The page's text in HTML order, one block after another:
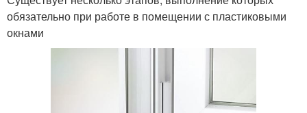
обязательно при работе в помещении с пластиковыми
окнами